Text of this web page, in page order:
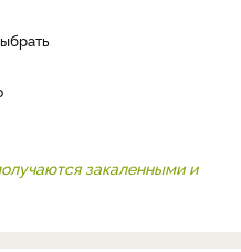
закаленными и